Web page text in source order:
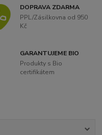
DOPRAVA ZDARMA
PPL/Zásilkovna od 950
Kč
GARANTUJEME BIO
Produkty s Bio
certifikátem